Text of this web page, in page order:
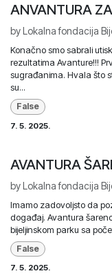
ANVANTURA
byLokalna fondacija
Konačno smo sabrali
rezultatima Avanture!!!
sugrađanima. Hvala što
su...
False
7. 5. 2025.
AVANTURA
byLokalna fondacija
Imamo zadovoljsto da
događaj. Avantura
bijeljinskom parku sa
False
7. 5. 2025.